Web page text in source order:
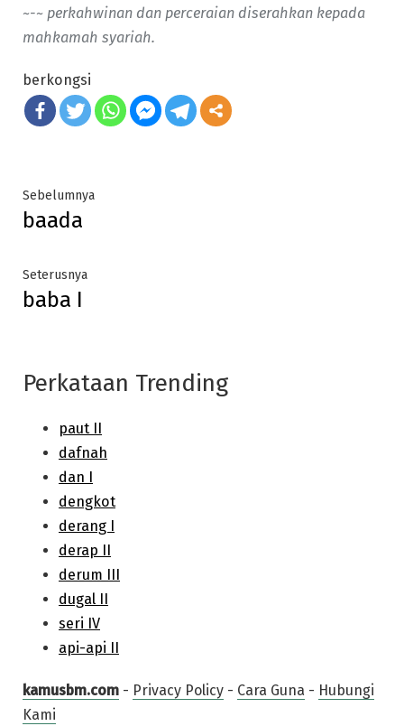
~-~ perkahwinan dan perceraian diserahkan kepada
mahkamah syariah.
berkongsi
Post
navigation
SebelumnyaPrevious
baada
SeterusnyaNext
baba I
Perkataan Trending
kamusbm.com - Privacy Policy - Cara Guna - Hubungi
Kami